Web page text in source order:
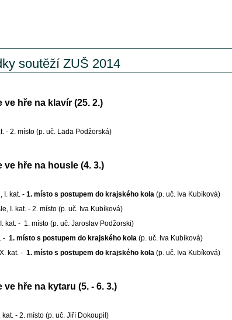
soutěží ZUŠ 2014
hře na klavír (25. 2.)
- 2. místo (p. uč. Lada Podžorská)
hře na housle (4. 3.)
I. kat. - 1. místo s postupem do krajského kola (p. uč. Iva Kubíková)
I. kat. - 2. místo (p. uč. Iva Kubíková)
kat. - 1. místo (p. uč. Jaroslav Podžorski)
- 1. místo s postupem do krajského kola (p. uč. Iva Kubíková)
kat. - 1. místo s postupem do krajského kola (p. uč. Iva Kubíková)
hře na kytaru (5. - 6. 3.)
kat. - 2. místo (p. uč. Jiří Dokoupil)